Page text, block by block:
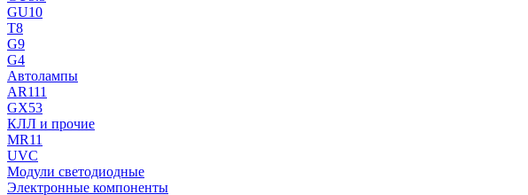
GU10
T8
G9
G4
Автолампы
AR111
GX53
КЛЛ и прочие
MR11
UVC
Модули светодиодные
Электронные компоненты